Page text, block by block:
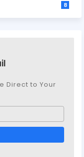
8
Direct to Your